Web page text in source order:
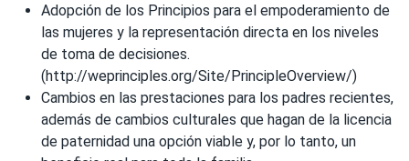
Adopción de los Principios para el empoderamiento de
las mujeres y la representación directa en los niveles
de toma de decisiones.
(http://weprinciples.org/Site/PrincipleOverview/)
Cambios en las prestaciones para los padres recientes,
además de cambios culturales que hagan de la licencia
de paternidad una opción viable y, por lo tanto, un